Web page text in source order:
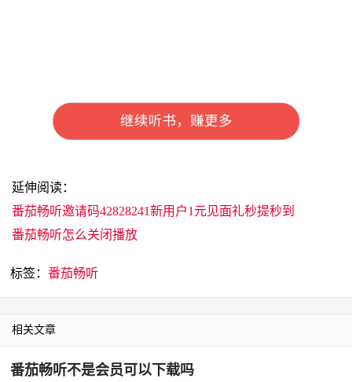
延伸阅读：
番茄畅听邀请码42828241新用户1元见面礼秒提秒到
番茄畅听怎么关闭播放
标签：番茄畅听
相关文章
番茄畅听不是会员可以下载吗